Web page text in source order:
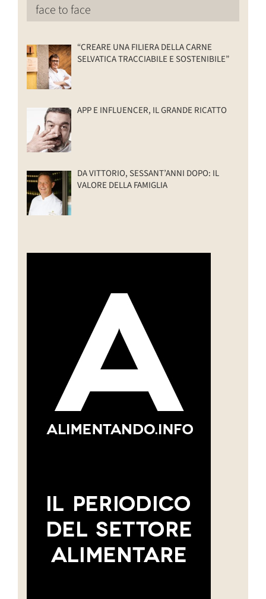
face to face
“CREARE UNA FILIERA DELLA CARNE
SELVATICA TRACCIABILE E SOSTENIBILE”
APP E INFLUENCER, IL GRANDE RICATTO
DA VITTORIO, SESSANT’ANNI DOPO: IL
VALORE DELLA FAMIGLIA